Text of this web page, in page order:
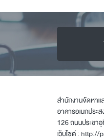
สำนักงานจัดหา
อาคารอเนกประ
126 ถนนประชา
เว็บไซต์ :http://